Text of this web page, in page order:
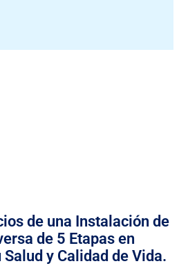
de una Instalación de
de 5 Etapas en
y Calidad de Vida.